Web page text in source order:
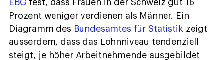
EBG fest, dass Frauen in der Schweiz gut 16
Prozent weniger verdienen als Männer. Ein
Diagramm des Bundesamtes für Statistik zeigt
ausserdem, dass das Lohnniveau tendenziell
steigt, je höher Arbeitnehmende ausgebildet